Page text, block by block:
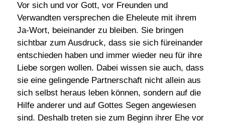
Vor sich und vor Gott, vor Freunden und
Verwandten versprechen die Eheleute mit ihrem
Ja-Wort, beieinander zu bleiben. Sie bringen
sichtbar zum Ausdruck, dass sie sich füreinander
entschieden haben und immer wieder neu für ihre
Liebe sorgen wollen. Dabei wissen sie auch, dass
sie eine gelingende Partnerschaft nicht allein aus
sich selbst heraus leben können, sondern auf die
Hilfe anderer und auf Gottes Segen angewiesen
sind. Deshalb treten sie zum Beginn ihrer Ehe vor